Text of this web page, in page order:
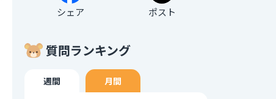
シェア ポスト
質問ランキング
週間 月間